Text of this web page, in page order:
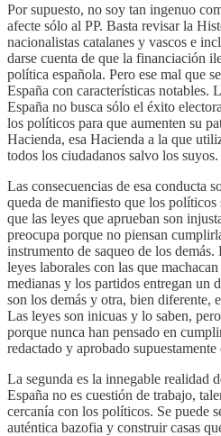
Por supuesto, no soy tan ingenuo
afecte sólo al PP. Basta revisar la
nacionalistas catalanes y vascos e
darse cuenta de que la financiación
política española. Pero ese mal que
España con características notables.
España no busca sólo el éxito
los políticos para que aumenten su
Hacienda, esa Hacienda a la que
todos los ciudadanos salvo los suyos.
Las consecuencias de esa conducta
queda de manifiesto que los políticos
que las leyes que aprueban son
preocupa porque no piensan
instrumento de saqueo de los demás.
leyes laborales con las que
medianas y los partidos entregan un
son los demás y otra, bien diferente,
Las leyes son inicuas y lo saben,
porque nunca han pensado en
redactado y aprobado
La segunda es la innegable realidad
España no es cuestión de trabajo,
cercanía con los políticos. Se puede
auténtica bazofia y construir casas